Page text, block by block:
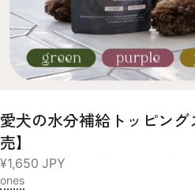
さつまいも（有機農産物）, 舞茸（有
人参（有機農産物）, 小松菜（有機農
もの）, 本葛粉（無添加）, 天然かつお
戸海洋深層水（硬度0の超軟水）, 消
薬肉を使用し、保存料も無添加のため
を与えるとお腹がびっくりしてしまう
いただくのをおすすめしてます！● 与
ドッグフードに少量を混ぜてみます。
半々を目指して加減していきます。※
をある程度ご準備ください。6日目～
愛犬の水分補給トッピン
売】
¥1,650 JPY
ones